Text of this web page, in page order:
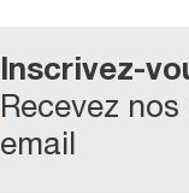
Inscrivez-
Recevez
email